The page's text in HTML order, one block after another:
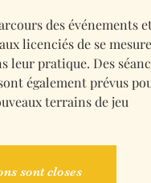
des événements
licenciés de se
leur pratique. Des
également prévus
terrains de jeu
sont closes